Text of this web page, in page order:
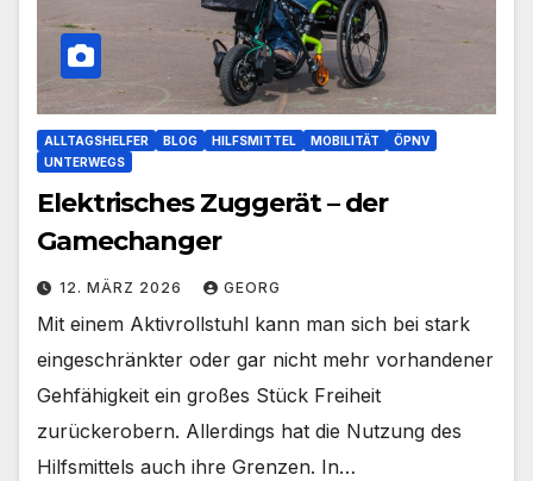
ALLTAGSHELFER BLOG HILFSMITTEL MOBILITÄT
ÖPNV
UNTERWEGS
Elektrisches Zuggerät – der
Gamechanger
12. MÄRZ 2026 GEORG
Mit einem Aktivrollstuhl kann man sich bei stark
eingeschränkter oder gar nicht mehr vorhandener
Gehfähigkeit ein großes Stück Freiheit
zurückerobern. Allerdings hat die Nutzung des
Hilfsmittels auch ihre Grenzen. In…